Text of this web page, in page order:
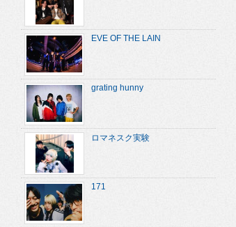
EVE OF THE LAIN
grating hunny
ロマネスク実験
171